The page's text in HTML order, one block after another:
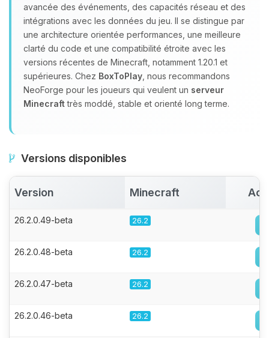
avancée des événements, des capacités réseau et des
intégrations avec les données du jeu. Il se distingue par
une architecture orientée performances, une meilleure
clarté du code et une compatibilité étroite avec les
versions récentes de Minecraft, notamment 1.20.1 et
supérieures. Chez BoxToPlay , nous recommandons
NeoForge pour les joueurs qui veulent un serveur
Minecrafttrès moddé, stable et orienté long terme.
Versions disponibles
Version Minecraft
26.2.0.49-beta 26.2
26.2.0.48-beta 26.2
26.2.0.47-beta 26.2
26.2.0.46-beta 26.2
tu as besoin et je vais remuer mes
petits circuits pour t’aider.
07/08/2026 à 11:48